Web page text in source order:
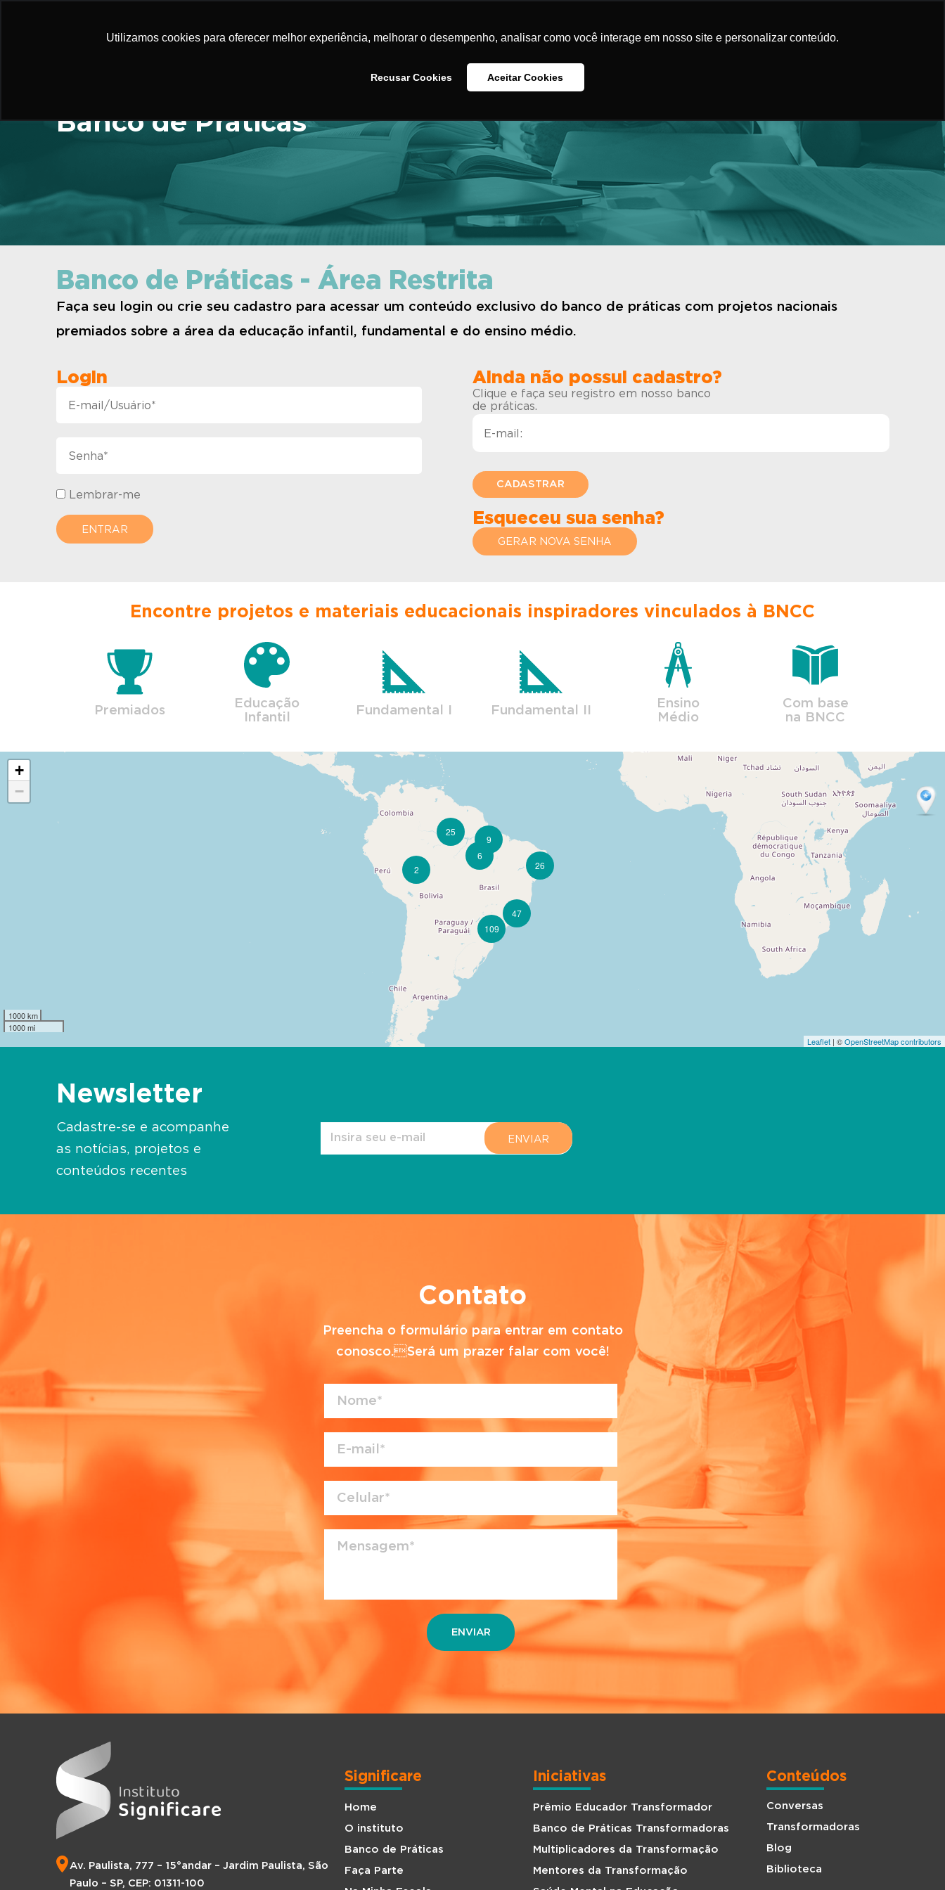
Utilizamos cookies para oferecer melhor experiência, melhorar o desempenho, analisar como você interage em nosso site e personalizar conteúdo.
Recusar Cookies Aceitar Cookies
Banco de Práticas Faça Parte
Contato
Banco de Práticas
Banco de Práticas - Área Restrita
Faça seu login ou crie seu cadastro para acessar um conteúdo exclusivo do banco de práticas com projetos nacionais
premiados sobre a área da educação infantil, fundamental e do ensino médio.
Login
Lembrar-me
Ainda não possui cadastro?
Clique e faça seu registro em nosso banco
de práticas.
Esqueceu sua senha?
GERAR NOVA SENHA
Encontre projetos e materiais educacionais inspiradores vinculados à BNCC
Premiados
Educação
Infantil
Fundamental I Fundamental II
Ensino
Médio
Com base
na BNCC
2
9
6
26
25
47
109
+
−
1000 km
1000 mi
Leaflet | ©OpenStreetMap contributors
Newsletter
Cadastre-se e acompanhe
as notícias, projetos e
conteúdos recentes
Contato
Preencha o formulário para entrar em contato
conosco.Será um prazer falar com você!
Av. Paulista, 777 – 15°andar – Jardim Paulista, São
Paulo – SP, CEP: 01311-100
Significare
Home
O instituto
Banco de Práticas
Faça Parte
Iniciativas
Prêmio Educador Transformador
Banco de Práticas Transformadoras
Multiplicadores da Transformação
Mentores da Transformação
Conteúdos
Conversas
Transformadoras
Blog
Biblioteca